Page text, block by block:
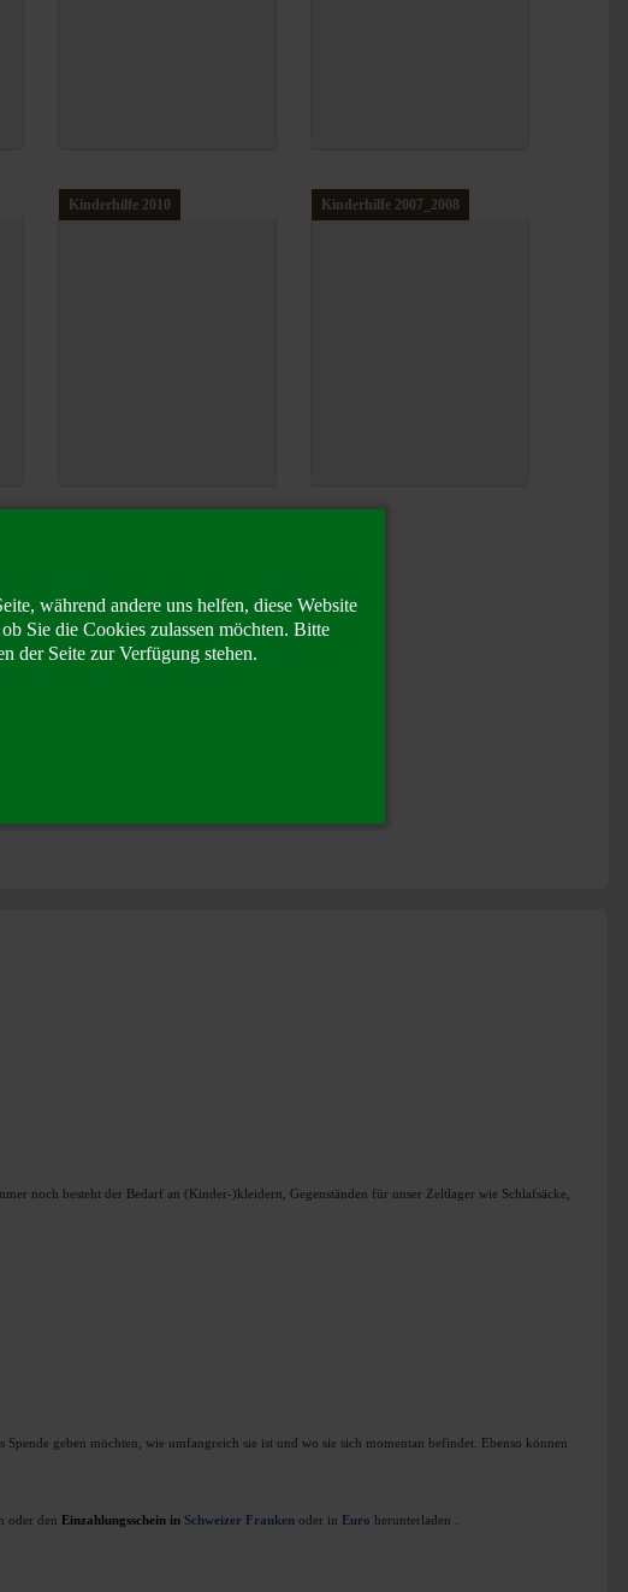
noch besteht der Bedarf an (Kinder-)kleidern, Gegenständen für unser Zeltlager wie Schlafsäcke,
geben möchten, wie umfangreich sie ist und wo sie sich momentan befindet. Ebenso können
oder den Einzahlungsschein in Schweizer Franken oder in Euro herunterladen
Kinderhilfe 2010 Kinderhilfe 2007_2008
während andere uns helfen, diese Website
Sie die Cookies zulassen möchten. Bitte
der Seite zur Verfügung stehen.